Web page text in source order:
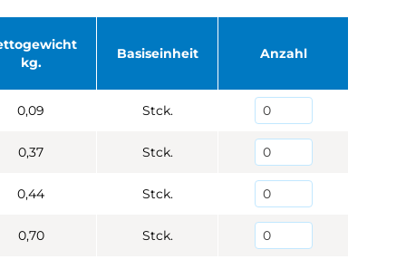
kg.
Basiseinheit Anzahl
0,09 Stck.
0,37 Stck.
0,44 Stck.
0,70 Stck.